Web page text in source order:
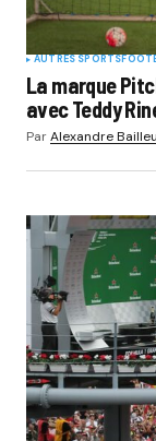
AUTRES SPORTS
La marque
avec Teddy
ParAlexandre